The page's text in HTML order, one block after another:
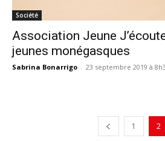
Société
Association Jeune
jeunes monégasques
Sabrina Bonarrigo - 23 septembre 2019 à
1 2